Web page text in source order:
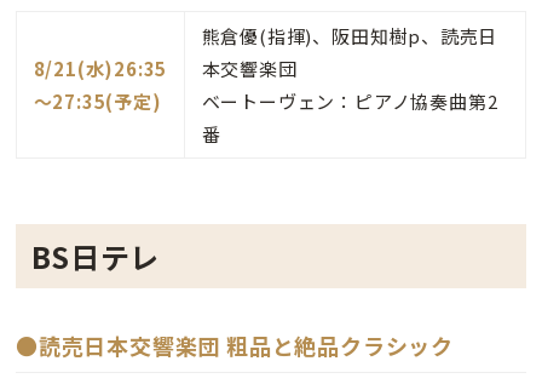
8/21(水)26:35
～27:35(予定)
熊倉優(指揮)、阪田知樹p、読売日
本交響楽団
ベートーヴェン：ピアノ協奏曲第2
番
BS日テレ
●読売日本交響楽団 粗品と絶品クラシック